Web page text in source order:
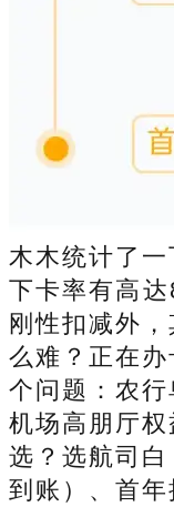
木木统计了
下卡率有高
刚性扣减外
么难？正在
个问题：农
机场高朋厅
选？选航司
到账）、首